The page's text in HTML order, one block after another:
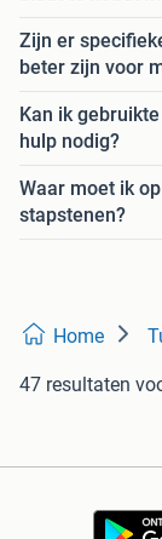
Zijn er
beter zijn voor
Kan ik
hulp nodig?
Waar moet ik
stapstenen?
Home
47 resultaten